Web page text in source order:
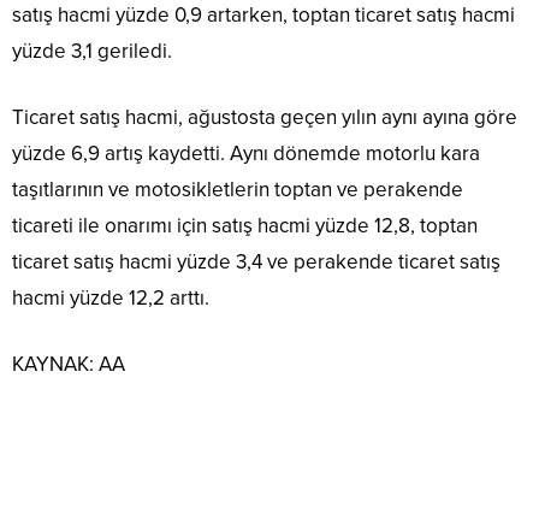
satış hacmi yüzde 0,9 artarken, toptan ticaret satış hacmi
yüzde 3,1 geriledi.
Ticaret satış hacmi, ağustosta geçen yılın aynı ayına göre
yüzde 6,9 artış kaydetti. Aynı dönemde motorlu kara
taşıtlarının ve motosikletlerin toptan ve perakende
ticareti ile onarımı için satış hacmi yüzde 12,8, toptan
ticaret satış hacmi yüzde 3,4 ve perakende ticaret satış
hacmi yüzde 12,2 arttı.
KAYNAK: AA